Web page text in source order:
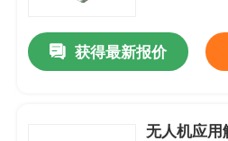
获得最新报价
无人机应用